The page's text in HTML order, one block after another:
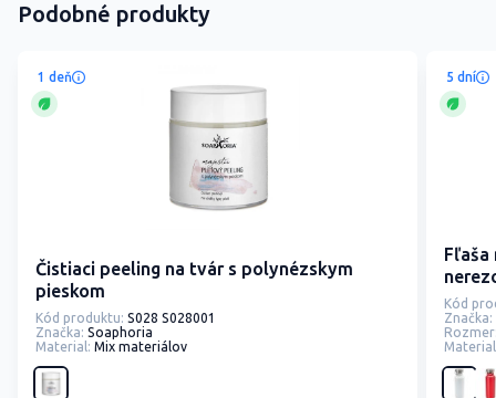
Podobné produkty
1 deň
Čistiaci peeling na tvár s polynézskym
pieskom
Kód produktu: S028 S028001
Značka: Soaphoria
Material: Mix materiálov
5 dní
Fľaša
Kód
Značka: